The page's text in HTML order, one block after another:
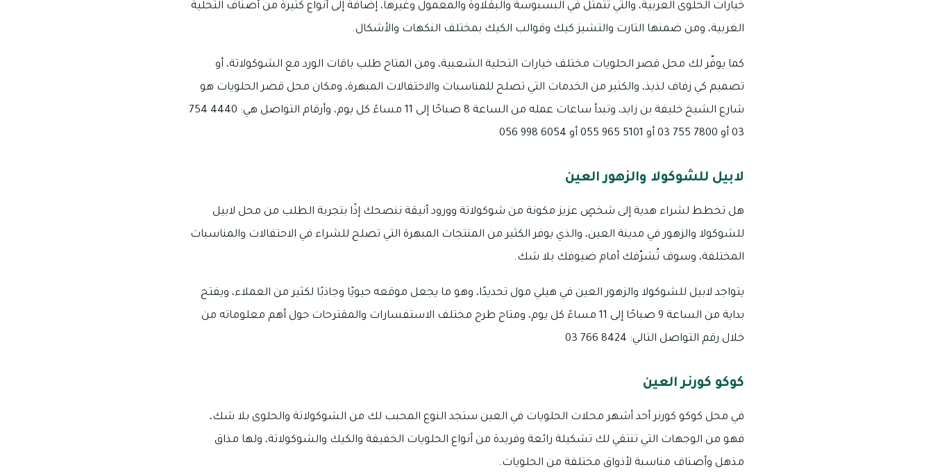
خيارات الحلوى العربية، والتي تتمثل في البسبوسة والبقلاوة والمعمول وغيرها، إضافةً إلى أنواع كثيرة من أصناف التحلية
الغربية، ومن ضمنها التارت والتشيز كيك وقوالب الكيك بمختلف النكهات والأشكال.
كما يوفّر لك محل قصر الحلويات مختلف خيارات التحلية الشعبية، ومن المتاح طلب باقات الورد مع الشوكولاتة، أو
تصميم كي زفاف لذيذ، والكثير من الخدمات التي تصلح للمناسبات والاحتفالات المبهرة، ومكان محل قصر الحلويات هو
شارع الشيخ خليفة بن زايد، وتبدأ ساعات عمله من الساعة 8 صباحًا إلى 11 مساءً كل يوم، وأرقام التواصل هي: 4440 754
03 أو 7800 755 03 أو 5101 965 055 أو 6054 998 056
لابيل للشوكولا والزهور العين
هل تخطط لشراء هدية إلى شخصٍ عزيز مكونة من شوكولاتة وورود أنيقة ننصحك إذًا بتجربة الطلب من محل لابيل
للشوكولا والزهور في مدينة العين، والذي يوفر الكثير من المنتجات المبهرة التي تصلح للشراء في الاحتفالات والمناسبات
المختلفة، وسوف تُشرّفك أمام ضيوفك بلا شك.
يتواجد لابيل للشوكولا والزهور العين في هيلي مول تحديدًا، وهو ما يجعل موقعه حيويًا وجاذبًا لكثير من العملاء، ويفتح
بداية من الساعة 9 صباحًا إلى 11 مساءً كل يوم، ومتاح طرح مختلف الاستفسارات والمقترحات حول أهم معلوماته من
خلال رقم التواصل التالي: 8424 766 03
كوكو كورنر العين
في محل كوكو كورنر أحد أشهر محلات الحلويات في العين ستجد النوع المحبب لك من الشوكولاتة والحلوى بلا شك،
فهو من الوجهات التي تنتقي لك تشكيلة رائعة وفريدة من أنواع الحلويات الخفيفة والكيك والشوكولاتة، ولها مذاق
مذهل وأصناف مناسبة لأذواق مختلفة من الحلويات.